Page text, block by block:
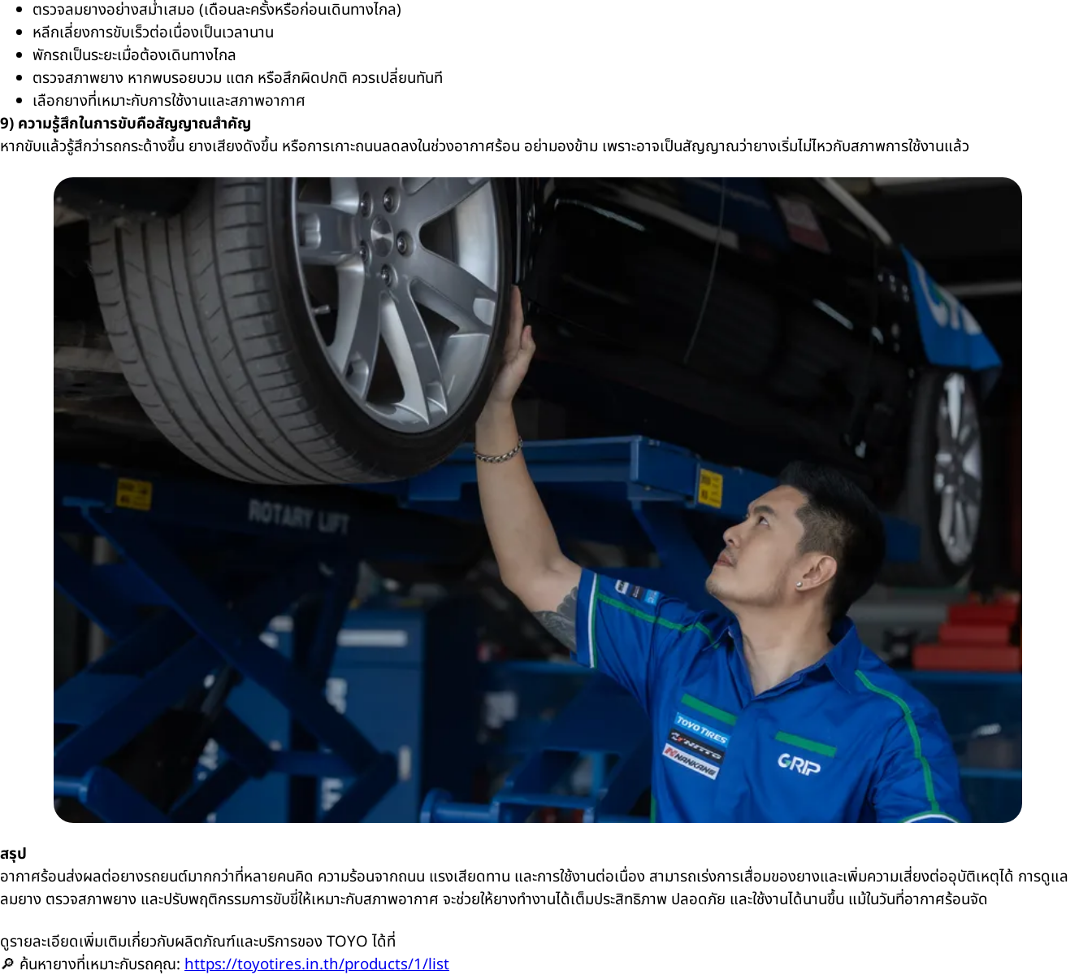
ตรวจลมยางอย่างสม่ำเสมอ (เดือนละครั้งหรือก่อนเดินทางไกล)
หลีกเลี่ยงการขับเร็วต่อเนื่องเป็นเวลานาน
พักรถเป็นระยะเมื่อต้องเดินทางไกล
ตรวจสภาพยาง หากพบรอยบวม แตก หรือสึกผิดปกติ ควรเปลี่ยนทันที
เลือกยางที่เหมาะกับการใช้งานและสภาพอากาศ
9) ความรู้สึกในการขับคือสัญญาณสำคัญ
หากขับแล้วรู้สึกว่ารถกระด้างขึ้น ยางเสียงดังขึ้น หรือการเกาะถนนลดลงในช่วงอากาศร้อน อย่ามองข้าม เพราะอาจเป็นสัญญาณว่ายางเริ่มไม่ไหวกับสภาพการใช้งานแล้ว
สรุป
อากาศร้อนส่งผลต่อยางรถยนต์มากกว่าที่หลายคนคิด ความร้อนจากถนน แรงเสียดทาน และการใช้งานต่อเนื่อง สามารถเร่งการเสื่อมของยางและเพิ่มความเสี่ยงต่ออุบัติเหตุได้ การดูแล
ลมยาง ตรวจสภาพยาง และปรับพฤติกรรมการขับขี่ให้เหมาะกับสภาพอากาศ จะช่วยให้ยางทำงานได้เต็มประสิทธิภาพ ปลอดภัย และใช้งานได้นานขึ้น แม้ในวันที่อากาศร้อนจัด
ดูรายละเอียดเพิ่มเติมเกี่ยวกับผลิตภัณฑ์และบริการของ TOYO ได้ที่
🔎 ค้นหายางที่เหมาะกับรถคุณ: https://toyotires.in.th/products/1/list